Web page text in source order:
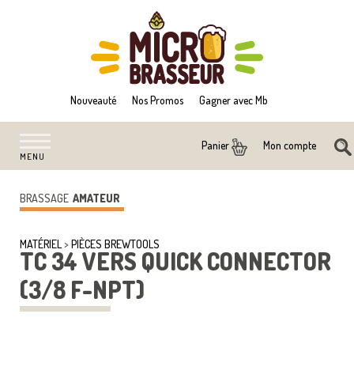
Nouveauté Nos Promos Gagner avec Mb
Panier Mon compte
MENU
MATÉRIEL> PIÈCES BREWTOOLS
TC 34 VERS QUICK CONNECTOR
(3/8 F-NPT)
BRASSAGE AMATEUR